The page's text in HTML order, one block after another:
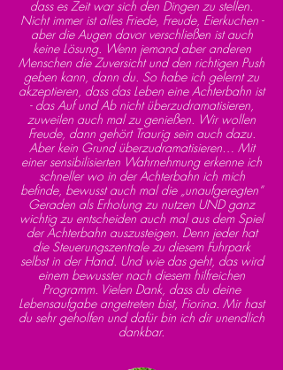
dass es Zeit war sich den Dingen zu stellen.
Nicht immer ist alles Friede, Freude, Eierkuchen -
aber die Augen davor verschließen ist auch
keine Lösung. Wenn jemand aber anderen
Menschen die Zuversicht und den richtigen Push
geben kann, dann du. So habe ich gelernt zu
akzeptieren, dass das Leben eine Achterbahn ist
- das Auf und Ab nicht überzudramatisieren,
zuweilen auch mal zu genießen. Wir wollen
Freude, dann gehört Traurig sein auch dazu.
Aber kein Grund überzudramatisieren… Mit
einer sensibilisierten Wahrnehmung erkenne ich
schneller wo in der Achterbahn ich mich
befinde, bewusst auch mal die „unaufgeregten“
Geraden als Erholung zu nutzen UND ganz
wichtig zu entscheiden auch mal aus dem Spiel
der Achterbahn auszusteigen. Denn jeder hat
die Steuerungszentrale zu diesem Fuhrpark
selbst in der Hand. Und wie das geht, das wird
einem bewusster nach diesem hilfreichen
Programm. Vielen Dank, dass du deine
Lebensaufgabe angetreten bist, Fiorina. Mir hast
du sehr geholfen und dafür bin ich dir unendlich
dankbar.